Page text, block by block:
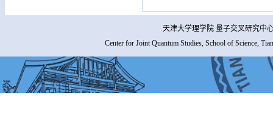
天津大学理学院 量子交叉研究中
Center for Joint Quantum Studies, School of Science,